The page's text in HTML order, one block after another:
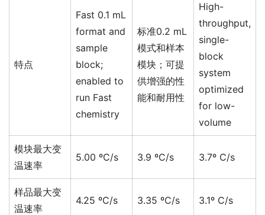
特点
Fast 0.1 mL
format and
sample
block;
enabled to
run Fast
chemistry
标准0.2 mL
模式和样本
模块；可提
供增强的性
能和耐用性
High-
throughput,
single-
block
system
optimized
for low-
volume
模块最大变
温速率
5.00 ºC/s 3.9 ºC/s 3.7º C/s
样品最大变
温速率
4.25 ºC/s 3.35 ºC/s 3.1º C/s